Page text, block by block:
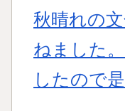
秋晴れの
ねました
したので